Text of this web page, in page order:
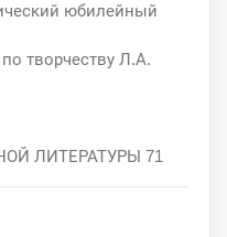
юбилейный
творчеству Л.А.
ЛИТЕРАТУРЫ 71